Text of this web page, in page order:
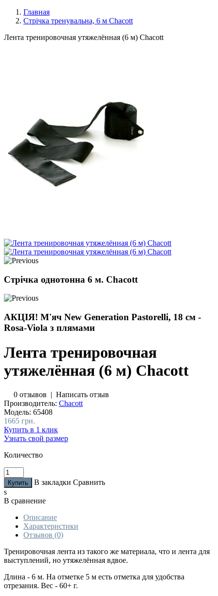
Главная
Стрічка тренувальна, 6 м Chacott
Лента тренировочная утяжелённая (6 м) Chacott
Стрічка однотонна 6 м. Chacott
АКЦІЯ! М'яч New Generation Pastorelli, 18 см -
Rosa-Viola з плямами
Лента тренировочная
утяжелённая (6 м) Chacott
0 отзывов | Написать отзыв
Производитель: Chacott
Модель: 65408
1665 грн.
Купить в 1 клик
Узнать свой размер
Количество
В закладки Сравнить
s
В сравнение
Описание
Характеристики
Отзывов (0)
Тренировочная лента из такого же материала, что и лента для
выступлений, но утяжелённая вдвое.
Длина - 6 м. На отметке 5 м есть отметка для удобства
отрезания. Вес - 60+ г.